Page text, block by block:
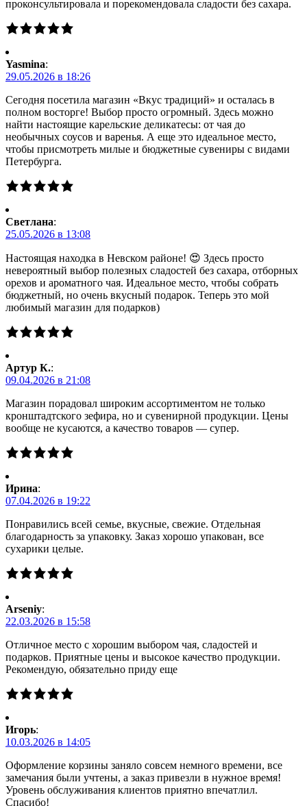
проконсультировала и порекомендовала сладости без сахара.
Yasmina:
29.05.2026 в 18:26
Сегодня посетила магазин «Вкус традиций» и осталась в
полном восторге! Выбор просто огромный. Здесь можно
найти настоящие карельские деликатесы: от чая до
необычных соусов и варенья. А еще это идеальное место,
чтобы присмотреть милые и бюджетные сувениры с видами
Петербурга.
Светлана:
25.05.2026 в 13:08
Настоящая находка в Невском районе! 😍 Здесь просто
невероятный выбор полезных сладостей без сахара, отборных
орехов и ароматного чая. Идеальное место, чтобы собрать
бюджетный, но очень вкусный подарок. Теперь это мой
любимый магазин для подарков)
Артур К.:
09.04.2026 в 21:08
Магазин порадовал широким ассортиментом не только
кронштадтского зефира, но и сувенирной продукции. Цены
вообще не кусаются, а качество товаров — супер.
Ирина:
07.04.2026 в 19:22
Понравились всей семье, вкусные, свежие. Отдельная
благодарность за упаковку. Заказ хорошо упакован, все
сухарики целые.
Arseniy:
22.03.2026 в 15:58
Отличное место с хорошим выбором чая, сладостей и
подарков. Приятные цены и высокое качество продукции.
Рекомендую, обязательно приду еще
Игорь:
10.03.2026 в 14:05
Оформление корзины заняло совсем немного времени, все
замечания были учтены, а заказ привезли в нужное время!
Уровень обслуживания клиентов приятно впечатлил.
Спасибо!